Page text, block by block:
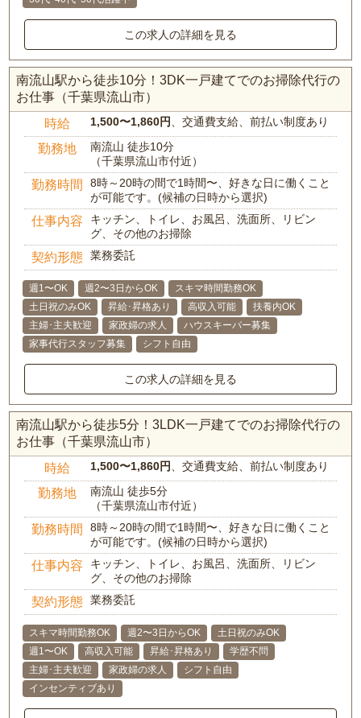
この求人の詳細を見る
南流山駅から徒歩10分！3DK一戸建てでのお掃除代行の
お仕事（千葉県流山市）
時給 1,500〜1,860円 、交通費支給、前払い制度あり
勤務地
南流山 徒歩10分
（千葉県流山市付近）
勤務時間
8時～20時の間で1時間〜、好きな日に働くこと
が可能です。(候補の日時から選択)
仕事内容
キッチン、トイレ、お風呂、洗面所、リビン
グ、その他のお掃除
契約形態 業務委託
週1〜OK 週2〜3日からOK
スキマ時間勤務OK
土日祝のみOK
昇給･昇格あり 高収入可能
扶養内OK
主婦･主夫歓迎
家政婦の求人
ハウスキーパー募集
家事代行スタッフ募集
シフト自由
この求人の詳細を見る
南流山駅から徒歩5分！3LDK一戸建てでのお掃除代行の
お仕事（千葉県流山市）
時給 1,500〜1,860円 、交通費支給、前払い制度あり
勤務地
南流山 徒歩5分
（千葉県流山市付近）
勤務時間
8時～20時の間で1時間〜、好きな日に働くこと
が可能です。(候補の日時から選択)
仕事内容
キッチン、トイレ、お風呂、洗面所、リビン
グ、その他のお掃除
契約形態 業務委託
スキマ時間勤務OK 週2〜3日からOK
土日祝のみOK
週1〜OK
高収入可能 昇給･昇格あり
学歴不問
主婦･主夫歓迎
家政婦の求人
シフト自由
インセンティブあり